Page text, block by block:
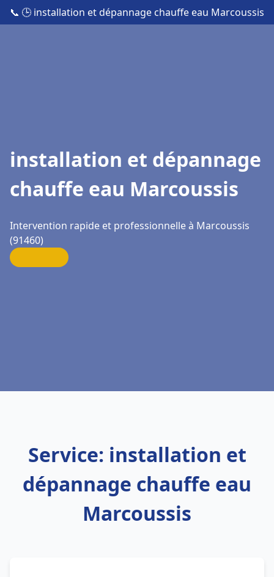
📞 🕒 installation et dépannage chauffe eau Marcoussis
installation et dépannage
chauffe eau Marcoussis
Intervention rapide et professionnelle à Marcoussis
(91460)
Service: installation et
dépannage chauffe eau
Marcoussis